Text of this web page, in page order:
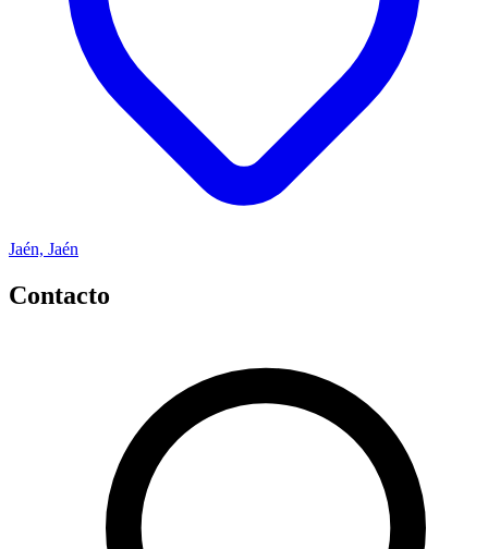
Jaén, Jaén
Contacto